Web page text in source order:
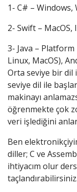
1- C# – Windows,
2- Swift – MacOS,
3- Java – Platform
Linux, MacOS),
Orta seviye bir dil
seviye dil ile
makinayı
öğrenmekte çok
veri işlediğini
Ben
diller; C ve
ihtiyacım olur
taçlandırabilirsiniz.